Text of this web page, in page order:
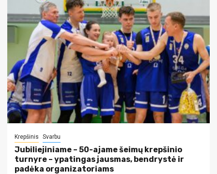
Krepšinis Svarbu
Jubiliejiniame – 50-ajame šeimų krepšinio
turnyre – ypatingas jausmas, bendrystė ir
padėka organizatoriams